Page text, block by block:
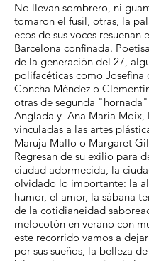
No llevan sombrero, ni
tomaron el fusil, otras, la
ecos de sus voces resuenan
Barcelona confinada.
de la generación del 27,
polifacéticas como Josefina
Concha Méndez o
otras de segunda
Anglada y Ana María Moix,
vinculadas a las artes
Maruja Mallo o Margaret
Regresan de su exilio para
ciudad adormecida, la
olvidado lo importante: la
humor, el amor, la sábana
de la cotidianeidad
melocotón en verano con
este recorrido vamos a
por sus sueños, la belleza